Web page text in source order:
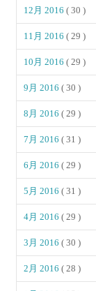
12月 2016( 30 )
11月 2016( 29 )
10月 2016( 29 )
9月 2016( 30 )
8月 2016( 29 )
7月 2016( 31 )
6月 2016( 29 )
5月 2016( 31 )
4月 2016( 29 )
3月 2016( 30 )
2月 2016( 28 )